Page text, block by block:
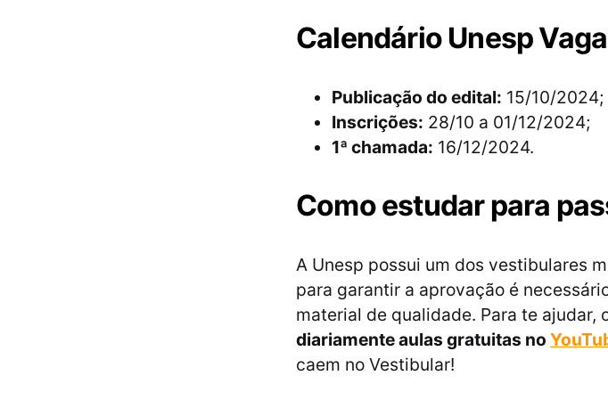
Calendário Unesp
Publicação do edital: 15/10/2024;
Inscrições: 28/10 a 01/12/2024;
1ª chamada: 16/12/2024.
Como estudar para
A Unesp possui um dos vestibulares
para garantir a aprovação é
material de qualidade. Para te ajudar,
diariamente aulas gratuitas no
caem no Vestibular!